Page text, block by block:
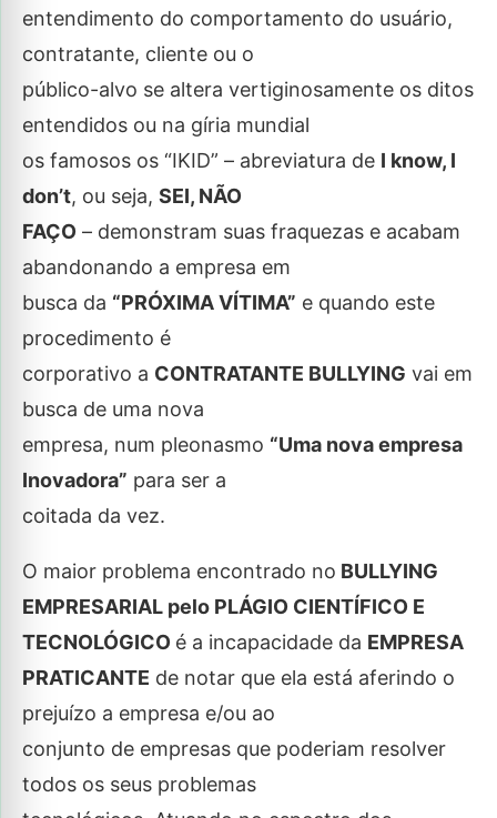
entendimento do comportamento do usuário,
contratante, cliente ou o
público-alvo se altera vertiginosamente os ditos
entendidos ou na gíria mundial
os famosos os “IKID” – abreviatura de I know, I
don’t, ou seja, SEI, NÃO
FAÇO – demonstram suas fraquezas e acabam
abandonando a empresa em
busca da “PRÓXIMA VÍTIMA” e quando este
procedimento é
corporativo a CONTRATANTE BULLYING vai em
busca de uma nova
empresa, num pleonasmo “Uma nova empresa
Inovadora” para ser a
coitada da vez.
O maior problema encontrado no BULLYING
EMPRESARIAL pelo PLÁGIO CIENTÍFICO E
TECNOLÓGICO é a incapacidade da EMPRESA
PRATICANTE de notar que ela está aferindo o
prejuízo a empresa e/ou ao
conjunto de empresas que poderiam resolver
todos os seus problemas